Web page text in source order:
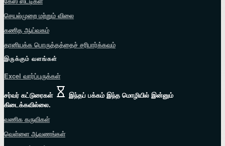
செயல்முறை மற்றும் விலை
கணித ஆய்வகம்
தானியக்க பொருத்தத்தைச் சரிபார்க்கவும்
இருக்கும் வளங்கள்
Excel வார்ப்புருக்கள்
சர்வர் கட்டுரைகள்
இந்தப் பக்கம் இந்த மொழியில் இன்னும்
கிடைக்கவில்லை.
வணிக கருவிகள்
வெள்ளை ஆவணங்கள்